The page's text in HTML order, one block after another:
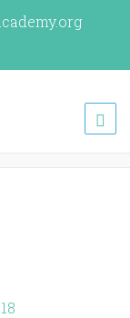
Española